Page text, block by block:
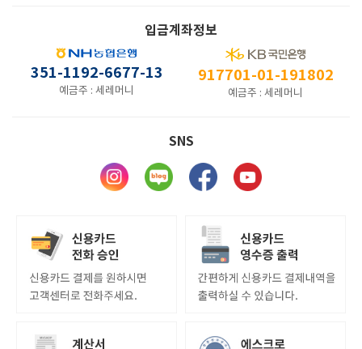
입금계좌정보
351-1192-6677-13
예금주 : 세레머니
917701-01-191802
예금주 : 세레머니
SNS